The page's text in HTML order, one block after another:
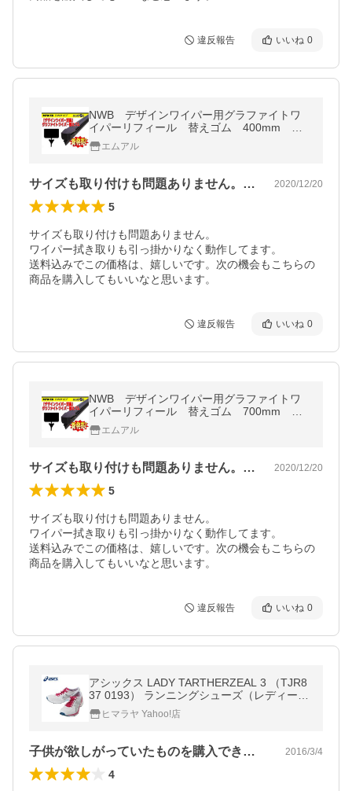
違反報告 いいね 0
NWB デザインワイパー用グラファイトワ
イパーリフィール 替えゴム 400mm ト
ヨタ エスティマ 助手席 左側用 DW40
GNエムアル
サイズも取り付けも問題ありません。ワイ… 2020/12/20
5
サイズも取り付けも問題ありません。
ワイパー拭き取りも引っ掛かりなく動作してます。
送料込みでこの価格は、嬉しいです。次の機会もこちらの
商品を購入してもいいなと思います。
違反報告 いいね 0
NWB デザインワイパー用グラファイトワ
イパーリフィール 替えゴム 700mm ト
ヨタ エスティマ 運転席 右側用 DW70
GNエムアル
サイズも取り付けも問題ありません。ワイ… 2020/12/20
5
サイズも取り付けも問題ありません。
ワイパー拭き取りも引っ掛かりなく動作してます。
送料込みでこの価格は、嬉しいです。次の機会もこちらの
商品を購入してもいいなと思います。
違反報告 いいね 0
アシックス LADY TARTHERZEAL 3 （TJR8
37 0193） ランニングシューズ（レディー
ス））【3H〜3.5H】
ヒマラヤ Yahoo!店
子供が欲しがっていたものを購入できて良… 2016/3/4
4